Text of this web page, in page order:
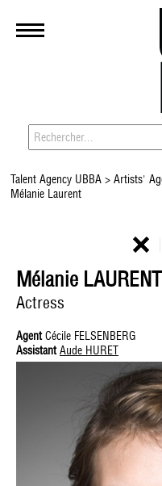
Talent Agency UBBA>Artists'
Mélanie Laurent
Mélanie LAURENT
Actress
AgentCécile FELSENBERG
AssistantAude HURET